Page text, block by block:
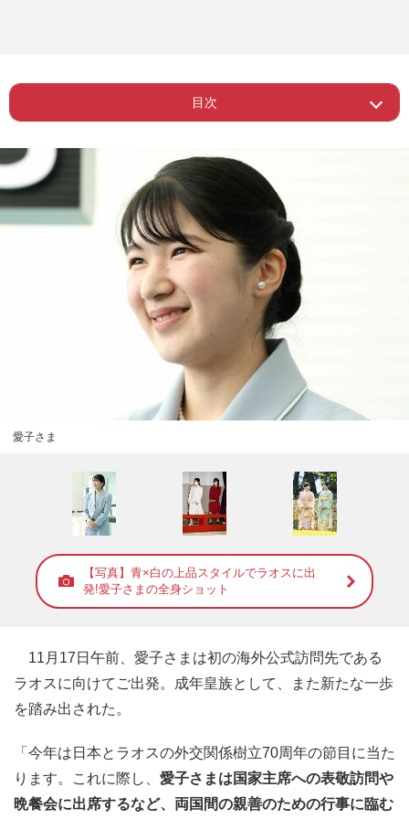
目次
Page 1
愛子さま
【写真】青×白の上品スタイルでラオスに出
発!愛子さまの全身ショット
11月17日午前、愛子さまは初の海外公式訪問先である
ラオスに向けてご出発。成年皇族として、また新たな一歩
を踏み出された。
「今年は日本とラオスの外交関係樹立70周年の節目に当た
ります。これに際し、 愛子さまは国家主席への表敬訪問や
晩餐会に出席するなど、両国間の親善のための行事に臨む